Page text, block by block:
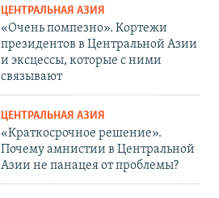
ЦЕНТРАЛЬНАЯ АЗИЯ
«Очень помпезно». Кортежи
президентов в Центральной Азии
и эксцессы, которые с ними
связывают
ЦЕНТРАЛЬНАЯ АЗИЯ
«Краткосрочное решение».
Почему амнистии в Центральной
Азии не панацея от проблемы?